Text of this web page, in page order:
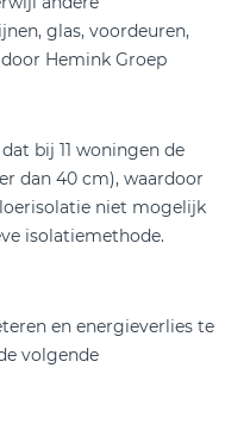
glas, voordeuren,
Hemink Groep
bij 11 woningen de
dan 40 cm), waardoor
niet mogelijk
isolatiemethode.
en energieverlies te
volgende